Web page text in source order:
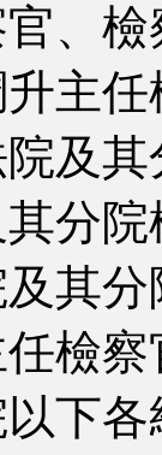
、檢
主任
其
分
分
檢
各